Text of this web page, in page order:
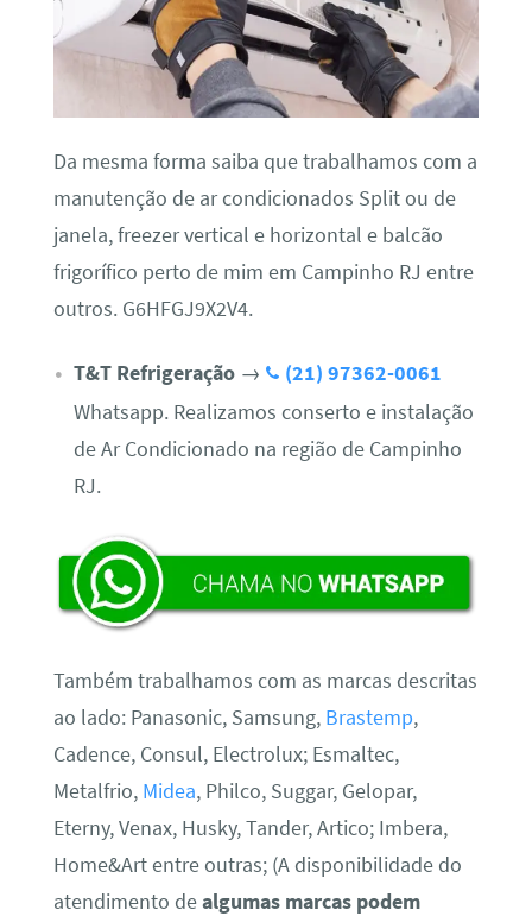
Da mesma forma saiba que trabalhamos com a
manutenção de ar condicionados Split ou de
janela, freezer vertical e horizontal e balcão
frigorífico perto de mim em Campinho RJ entre
outros. G6HFGJ9X2V4.
T&T Refrigeração→
(21) 97362-0061
Whatsapp. Realizamos conserto e instalação
de Ar Condicionado na região de Campinho
RJ.
Também trabalhamos com as marcas descritas
ao lado: Panasonic, Samsung, Brastemp,
Cadence, Consul, Electrolux; Esmaltec,
Metalfrio, Midea, Philco, Suggar, Gelopar,
Eterny, Venax, Husky, Tander, Artico; Imbera,
Home&Art entre outras; (A disponibilidade do
atendimento dealgumas marcas podem